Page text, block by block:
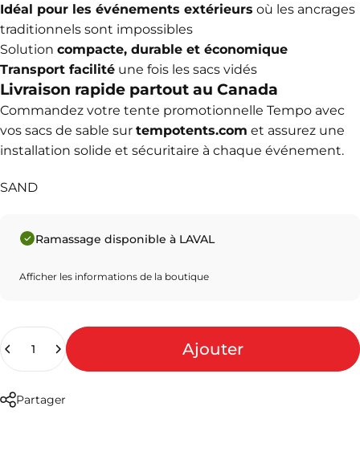
Idéal pour les événements extérieurs où les ancrages
traditionnels sont impossibles
Solution compacte, durable et économique
Transport facilité une fois les sacs vidés
Livraison rapide partout au Canada
Commandez votre tente promotionnelle Tempo avec
vos sacs de sable sur tempotents.com et assurez une
installation solide et sécuritaire à chaque événement.
SAND
Ramassage disponible à LAVAL
Afficher les informations de la boutique
Ajouter
Partager